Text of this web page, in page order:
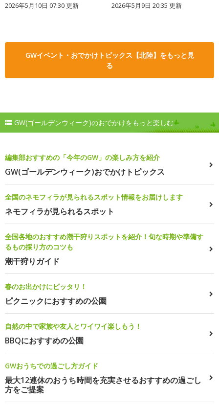
2026年5月10日 07:30 更新 2026年5月9日 20:35 更新
GWイベント・おでかけトピックス【北陸】をもっと見
る
GW(ゴールデンウィーク)のおでかけをもっと楽しむ
編集部おすすめの「今年のGW」の楽しみ方を紹介
GW(ゴールデンウィーク)おでかけトピックス
全国のネモフィラが見られるスポット情報をお届けします
ネモフィラが見られるスポット
全国各地のおすすめ潮干狩りスポットを紹介！旬な時期や準備す
るもの採り方のコツも
潮干狩りガイド
春のお出かけにピッタリ！
ピクニックにおすすめの公園
自然の中で家族や友人とワイワイ楽しもう！
BBQにおすすめの公園
GWおうちでの過ごし方ガイド
最大12連休のおうち時間を充実させるおすすめの過ごし
方をご提案